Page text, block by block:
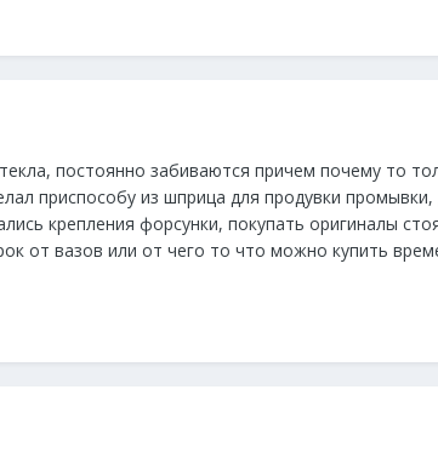
постоянно забиваются причем почему то
приспособу из шприца для продувки
крепления форсунки, покупать оригиналы
от вазов или от чего то что можно купить